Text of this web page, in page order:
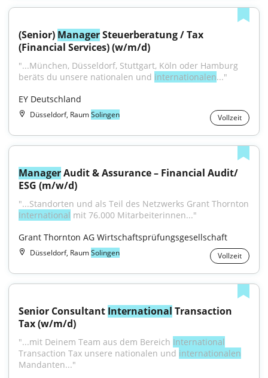
(Senior) Manager Steuerberatung / Tax
(Financial Services) (w/m/d)
"...München, Düsseldorf, Stuttgart, Köln oder Hamburg
beräts du unsere nationalen und internationalen..."
EY Deutschland
Düsseldorf, RaumSolingen Vollzeit
Manager Audit & Assurance – Financial Audit/
ESG (m/w/d)
International mit 76.000 Mitarbeiterinnen..."
Grant Thornton AG Wirtschaftsprüfungsgesellschaft
Düsseldorf, RaumSolingen Vollzeit
Senior Consultant International Transaction
Tax (w/m/d)
"...mit Deinem Team aus dem Bereich International
Transaction Tax unsere nationalen und internationalen
Mandanten..."